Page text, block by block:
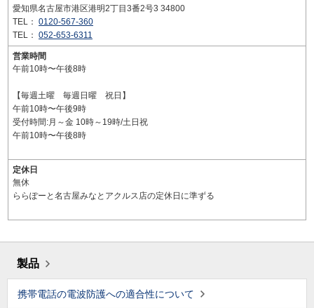
愛知県名古屋市港区港明2丁目3番2号3 34800
TEL： 0120-567-360
TEL： 052-653-6311
営業時間
午前10時〜午後8時
【毎週土曜 毎週日曜 祝日】
午前10時〜午後9時
受付時間:月～金 10時～19時/土日祝
午前10時〜午後8時
定休日
無休
ららぽーと名古屋みなとアクルス店の定休日に準ずる
製品
携帯電話の電波防護への適合性について